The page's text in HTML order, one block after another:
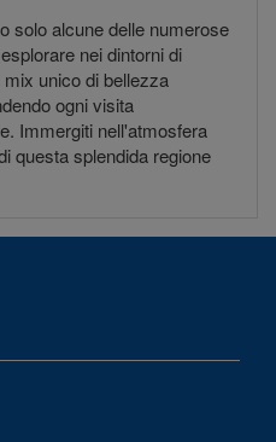
solo alcune delle numerose
nei dintorni di
unico di bellezza
ogni visita
Immergiti nell'atmosfera
questa splendida regione